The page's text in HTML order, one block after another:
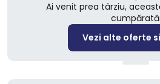
Ai venit prea târziu,
cumpărată.
Vezi alte oferte